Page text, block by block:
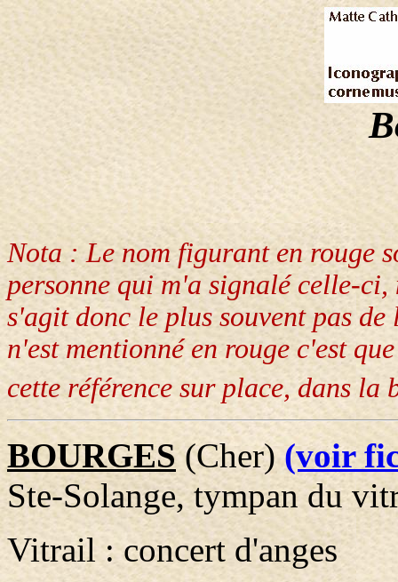
Nota : Le nom figurant en rouge
personne qui m'a signalé celle-
s'agit donc le plus souvent pas
n'est mentionné en rouge c'est
cette référence sur place, dans
BOURGES (Cher)(voir
Ste-Solange, tympan du
Vitrail : concert d'anges